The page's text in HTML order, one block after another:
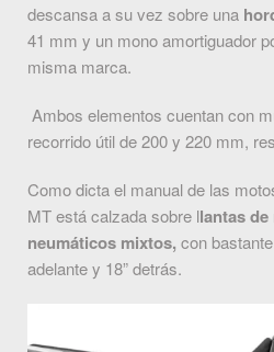
descansa a su vez sobre una
41 mm y un mono amortiguador
misma marca.
Ambos elementos cuentan con
recorrido útil de 200 y 220 mm,
Como dicta el manual de las
MT está calzada sobre llantas
neumáticos mixtos, con
adelante y 18” detrás.